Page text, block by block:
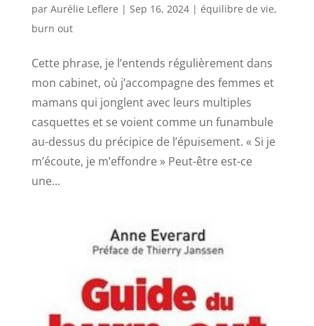
par Aurélie Leflere | Sep 16, 2024| équilibre de vie,
burn out
Cette phrase, je l’entends régulièrement dans
mon cabinet, où j’accompagne des femmes et
mamans qui jonglent avec leurs multiples
casquettes et se voient comme un funambule
au-dessus du précipice de l’épuisement. « Si je
m’écoute, je m’effondre » Peut-être est-ce
une...